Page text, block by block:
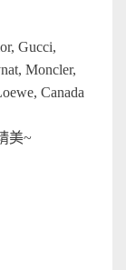
Gucci,
Moncler,
Canada
美~